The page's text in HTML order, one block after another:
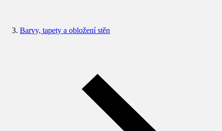
Barvy, tapety a obložení stěn